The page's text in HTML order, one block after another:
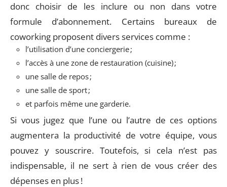
donc choisir de les inclure ou non dans votre
formule d’abonnement. Certains bureaux de
coworking proposent divers services comme :
l’utilisation d’une conciergerie ;
l’accès à une zone de restauration (cuisine) ;
une salle de repos ;
une salle de sport ;
et parfois même une garderie.
Si vous jugez que l’une ou l’autre de ces options
augmentera la productivité de votre équipe, vous
pouvez y souscrire. Toutefois, si cela n’est pas
indispensable, il ne sert à rien de vous créer des
dépenses en plus !